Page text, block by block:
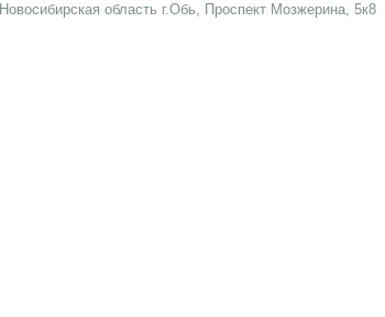
Новосибирская область г.Обь, Проспект Мозжерина, 5к8​